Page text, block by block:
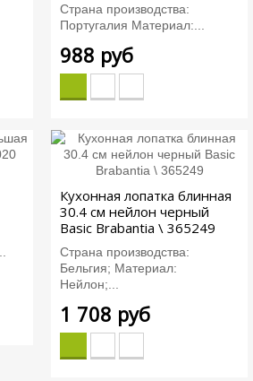
Страна производства:
Португалия Материал:...
988 руб
Кухонная лопатка блинная
30.4 см нейлон черный
Basic Brabantia \ 365249
Страна производства:
Бельгия; Материал:
Нейлон;...
1 708 руб